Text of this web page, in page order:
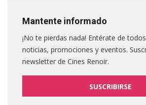
Mantente informado
¡No te pierdas nada! Entérate de
noticias, promociones y eventos.
newsletter de Cines Renoir.
SUSCRIBIRSE